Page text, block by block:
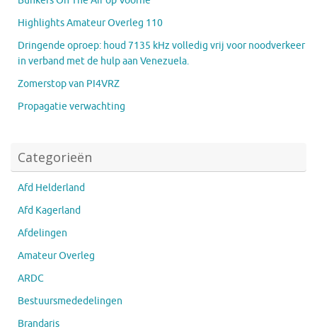
Highlights Amateur Overleg 110
Dringende oproep: houd 7135 kHz volledig vrij voor noodverkeer
in verband met de hulp aan Venezuela.
Zomerstop van PI4VRZ
Propagatie verwachting
Categorieën
Afd Helderland
Afd Kagerland
Afdelingen
Amateur Overleg
ARDC
Bestuursmededelingen
Brandaris